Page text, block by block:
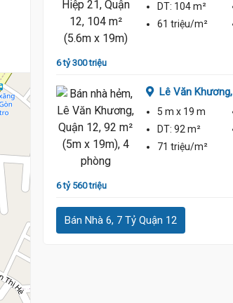
Tây
6 tỷ 300 triệu
DT: 104 m²
61 triệu/m²
6 tỷ 560 triệu
Lê Văn Khương,
5 m x 19 m
DT: 92 m²
71 triệu/m²
Bán Nhà 6, 7 Tỷ Quận 12